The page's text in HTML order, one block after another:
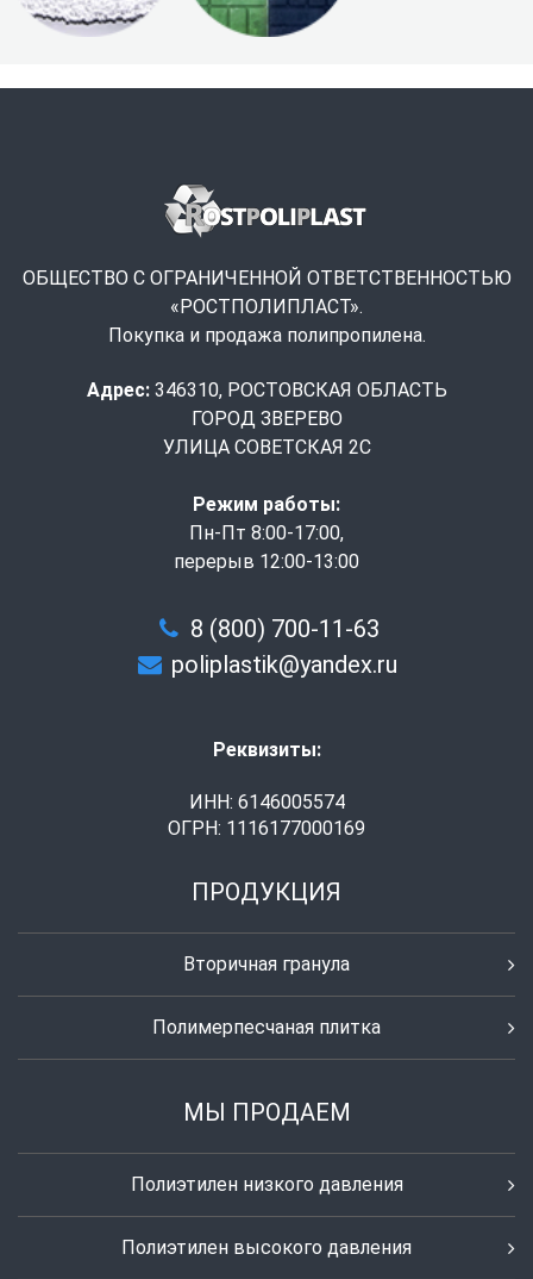
ОБЩЕСТВО С ОГРАНИЧЕННОЙ ОТВЕТСТВЕННОСТЬЮ
«РОСТПОЛИПЛАСТ».
Покупка и продажа полипропилена.
Адрес: 346310, РОСТОВСКАЯ ОБЛАСТЬ
ГОРОД ЗВЕРЕВО
УЛИЦА СОВЕТСКАЯ 2С
Режим работы:
Пн-Пт 8:00-17:00,
перерыв 12:00-13:00
8 (800) 700-11-63
poliplastik@yandex.ru
Реквизиты:
ИНН: 6146005574
ОГРН: 1116177000169
ПРОДУКЦИЯ
Вторичная гранула
Полимерпесчаная плитка
МЫ ПРОДАЕМ
Полиэтилен низкого давления
Полиэтилен высокого давления